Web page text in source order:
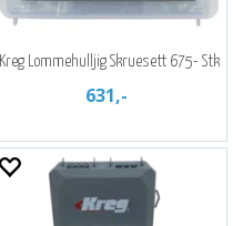
Kreg Lommehulljig Skruesett 675- Stk
631,-